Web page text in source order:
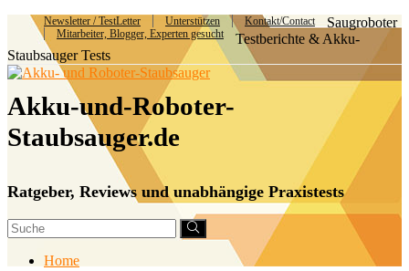
Newsletter / TestLetter Unterstützen
Kontakt/Contact
Mitarbeiter, Blogger, Experten gesucht
Saugroboter
Testberichte & Akku-
Staubsauger Tests
Akku-und-Roboter-
Staubsauger.de
Ratgeber, Reviews und unabhängige Praxistests
Home